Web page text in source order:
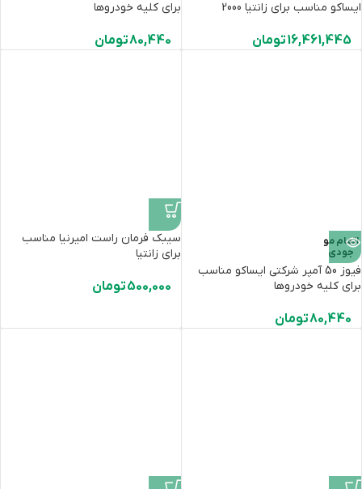
ایساکو مناسب برای زانتیا 2000
16,461,445تومان
برای کلیه خودروها
80,440تومان
اتمام مو
جودی
فیوز 50 آمپر شرکتی ایساکو مناسب
برای کلیه خودروها
80,440تومان
سیبک فرمان راست امیرنیا مناسب
برای زانتیا
500,000تومان